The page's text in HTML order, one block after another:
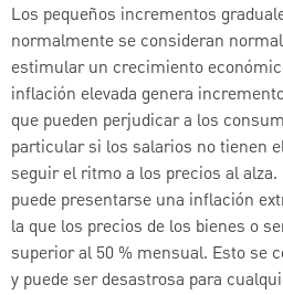
Los pequeños incrementos
normalmente se consideran
estimular un crecimiento
inflación elevada genera
que pueden perjudicar a los
particular si los salarios no tienen
seguir el ritmo a los precios al
puede presentarse una inflación
la que los precios de los bienes o
superior al 50 % mensual. Esto se
y puede ser desastrosa para